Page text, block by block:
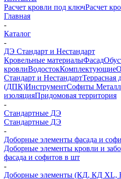
Расчет кровли под ключРасчет
Главная
-
Каталог
-
ДЭ Стандарт и Нестандарт
Кровельные материалыФасад
кровлиВодостокКомплектующие
Стандарт и НестандартТеррасная
(ДПК)ИнструментСофиты
изоляцияПридомовая территория
-
Стандартные ДЭ
Стандартные ДЭ
-
Доборные элементы фасада и
Доборные элементы кровли и
фасада и софитов в шт
-
Доборные элементы (КД, КД XL,